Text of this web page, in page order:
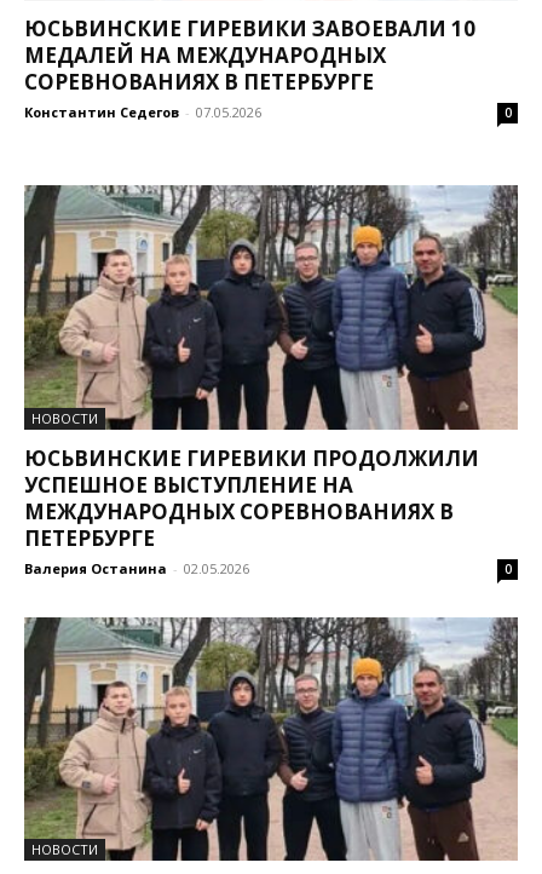
ЮСЬВИНСКИЕ ГИРЕВИКИ ЗАВОЕВАЛИ 10
МЕДАЛЕЙ НА МЕЖДУНАРОДНЫХ
СОРЕВНОВАНИЯХ В ПЕТЕРБУРГЕ
Константин Седегов - 07.05.2026 0
НОВОСТИ
ЮСЬВИНСКИЕ ГИРЕВИКИ ПРОДОЛЖИЛИ
УСПЕШНОЕ ВЫСТУПЛЕНИЕ НА
МЕЖДУНАРОДНЫХ СОРЕВНОВАНИЯХ В
ПЕТЕРБУРГЕ
Валерия Останина - 02.05.2026 0
НОВОСТИ